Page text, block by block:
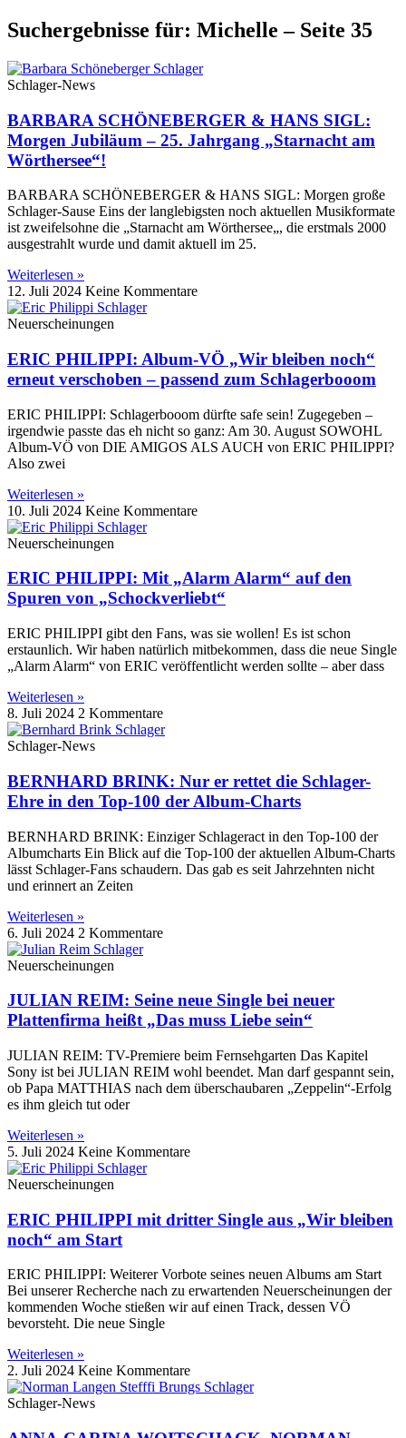
Suchergebnisse für: Michelle – Seite 35
Schlager-News
BARBARA SCHÖNEBERGER & HANS SIGL:
Morgen Jubiläum – 25. Jahrgang „Starnacht am
Wörthersee“!
BARBARA SCHÖNEBERGER & HANS SIGL: Morgen große
Schlager-Sause Eins der langlebigsten noch aktuellen Musikformate
ist zweifelsohne die „Starnacht am Wörthersee„, die erstmals 2000
ausgestrahlt wurde und damit aktuell im 25.
Weiterlesen »
12. Juli 2024 Keine Kommentare
Neuerscheinungen
ERIC PHILIPPI: Album-VÖ „Wir bleiben noch“
erneut verschoben – passend zum Schlagerbooom
ERIC PHILIPPI: Schlagerbooom dürfte safe sein! Zugegeben –
irgendwie passte das eh nicht so ganz: Am 30. August SOWOHL
Album-VÖ von DIE AMIGOS ALS AUCH von ERIC PHILIPPI?
Also zwei
Weiterlesen »
10. Juli 2024 Keine Kommentare
Neuerscheinungen
ERIC PHILIPPI: Mit „Alarm Alarm“ auf den
Spuren von „Schockverliebt“
ERIC PHILIPPI gibt den Fans, was sie wollen! Es ist schon
erstaunlich. Wir haben natürlich mitbekommen, dass die neue Single
„Alarm Alarm“ von ERIC veröffentlicht werden sollte – aber dass
Weiterlesen »
8. Juli 2024 2 Kommentare
Schlager-News
BERNHARD BRINK: Nur er rettet die Schlager-
Ehre in den Top-100 der Album-Charts
BERNHARD BRINK: Einziger Schlageract in den Top-100 der
Albumcharts Ein Blick auf die Top-100 der aktuellen Album-Charts
lässt Schlager-Fans schaudern. Das gab es seit Jahrzehnten nicht
und erinnert an Zeiten
Weiterlesen »
6. Juli 2024 2 Kommentare
Neuerscheinungen
JULIAN REIM: Seine neue Single bei neuer
Plattenfirma heißt „Das muss Liebe sein“
JULIAN REIM: TV-Premiere beim Fernsehgarten Das Kapitel
Sony ist bei JULIAN REIM wohl beendet. Man darf gespannt sein,
ob Papa MATTHIAS nach dem überschaubaren „Zeppelin“-Erfolg
es ihm gleich tut oder
Weiterlesen »
5. Juli 2024 Keine Kommentare
Neuerscheinungen
ERIC PHILIPPI mit dritter Single aus „Wir bleiben
noch“ am Start
ERIC PHILIPPI: Weiterer Vorbote seines neuen Albums am Start
Bei unserer Recherche nach zu erwartenden Neuerscheinungen der
kommenden Woche stießen wir auf einen Track, dessen VÖ
bevorsteht. Die neue Single
Weiterlesen »
2. Juli 2024 Keine Kommentare
Schlager-News